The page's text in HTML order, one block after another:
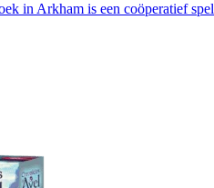
in Arkham is een coöperatief spel